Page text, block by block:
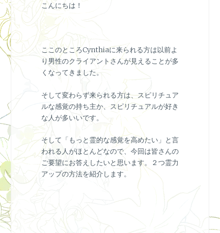
こんにちは！
ここのところCynthiaに来られる方は以前よ
り男性のクライアントさんが見えることが多
くなってきました。
そして変わらず来られる方は、スピリチュア
ルな感覚の持ち主か、スピリチュアルが好き
な人が多いいです。
そして「もっと霊的な感覚を高めたい」と言
われる人がほとんどなので、今回は皆さんの
ご要望にお答えしたいと思います。２つ霊力
アップの方法を紹介します。